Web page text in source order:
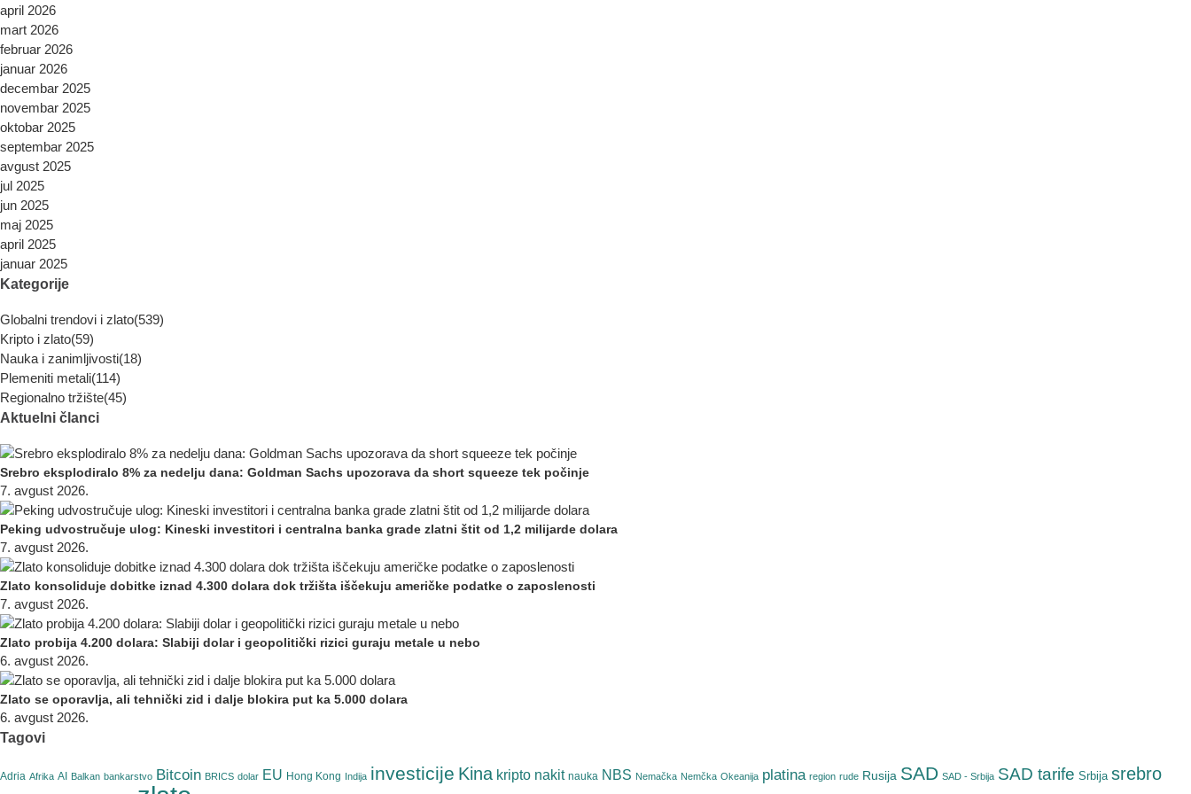
april 2026
mart 2026
februar 2026
januar 2026
decembar 2025
novembar 2025
oktobar 2025
septembar 2025
avgust 2025
jul 2025
jun 2025
maj 2025
april 2025
januar 2025
Kategorije
Globalni trendovi i zlato(539)
Kripto i zlato(59)
Nauka i zanimljivosti(18)
Plemeniti metali(114)
Regionalno tržište(45)
Aktuelni članci
Srebro eksplodiralo 8% za nedelju dana: Goldman Sachs upozorava da short squeeze tek počinje
7. avgust 2026.
Peking udvostručuje ulog: Kineski investitori i centralna banka grade zlatni štit od 1,2 milijarde dolara
7. avgust 2026.
Zlato konsoliduje dobitke iznad 4.300 dolara dok tržišta iščekuju američke podatke o zaposlenosti
7. avgust 2026.
Zlato probija 4.200 dolara: Slabiji dolar i geopolitički rizici guraju metale u nebo
6. avgust 2026.
Zlato se oporavlja, ali tehnički zid i dalje blokira put ka 5.000 dolara
6. avgust 2026.
Tagovi
Adria Afrika AI Balkan bankarstvo Bitcoin BRICS dolar EU Hong Kong Indija investicije Kina kripto nakit nauka NBS Nemačka Nemčka Okeanija platina region rude Rusija SAD SAD - Srbija SAD tarife Srbija srebro